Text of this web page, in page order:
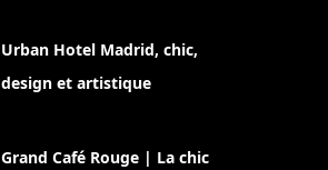
Urban Hotel Madrid, chic,
design et artistique
Grand Café Rouge | La chic